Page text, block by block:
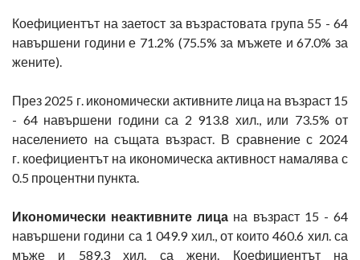
Коефициентът на заетост за възрастовата група 55 - 64
навършени години е 71.2% (75.5% за мъжете и 67.0% за
жените).
През 2025 г. икономически активните лица на възраст 15
- 64 навършени години са 2 913.8 хил., или 73.5% от
населението на същата възраст. В сравнение с 2024
г. коефициентът на икономическа активност намалява с
0.5 процентни пункта.
Икономически неактивните лица на възраст 15 - 64
навършени години са 1 049.9 хил., от които 460.6 хил. са
мъже и 589.3 хил. са жени. Коефициентът на